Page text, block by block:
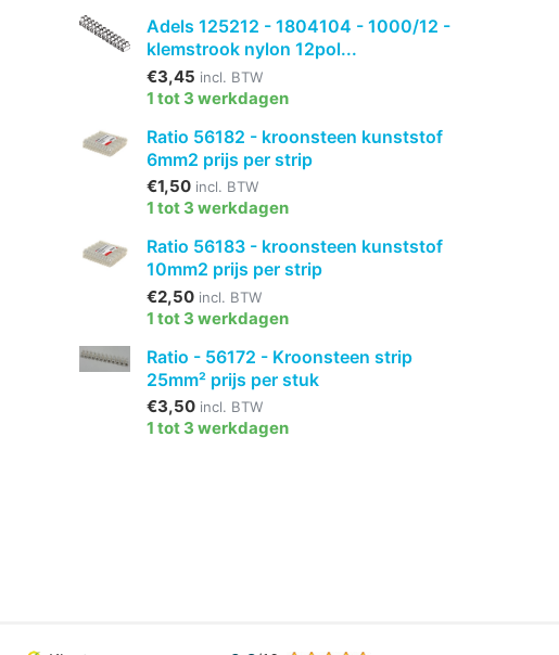
Adels 125212 - 1804104 - 1000/12 -
klemstrook nylon 12pol...
€3,45 incl. BTW
1 tot 3 werkdagen
Ratio 56182 - kroonsteen kunststof
6mm2 prijs per strip
€1,50 incl. BTW
1 tot 3 werkdagen
Ratio 56183 - kroonsteen kunststof
10mm2 prijs per strip
€2,50 incl. BTW
1 tot 3 werkdagen
Ratio - 56172 - Kroonsteen strip
25mm² prijs per stuk
€3,50 incl. BTW
1 tot 3 werkdagen